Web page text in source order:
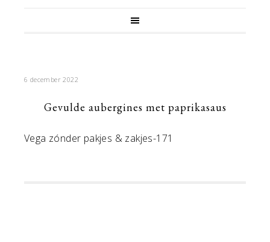
6 december 2022
Gevulde aubergines met paprikasaus
Vega zónder pakjes & zakjes-171